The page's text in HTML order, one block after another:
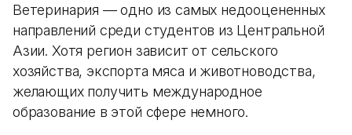
Ветеринария — одно из самых недооцененных
направлений среди студентов из Центральной
Азии. Хотя регион зависит от сельского
хозяйства, экспорта мяса и животноводства,
желающих получить международное
образование в этой сфере немного.